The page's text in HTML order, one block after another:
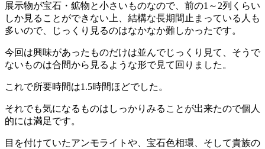
展示物が宝石・鉱物と小さいものなので、前の1～2列くらい
しか見ることができない上、結構な長期間止まっている人も
多いので、じっくり見るのはなかなか難しかったです。
今回は興味があったものだけは並んでじっくり見て、そうで
ないものは合間から見るような形で見て回りました。
これで所要時間は1.5時間ほどでした。
それでも気になるものはしっかりみることが出来たので個人
的には満足です。
目を付けていたアンモライトや、宝石色相環、そして貴族の